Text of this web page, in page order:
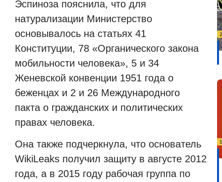
Эспиноза пояснила, что для
натурализации Министерство
основывалось на статьях 41
Конституции, 78 «Органического закона
мобильности человека», 5 и 34
Женевской конвенции 1951 года о
беженцах и 2 и 26 Международного
пакта о гражданских и политических
правах человека.
Она также подчеркнула, что основатель
WikiLeaks получил защиту в августе 2012
года, а в 2015 году рабочая группа по